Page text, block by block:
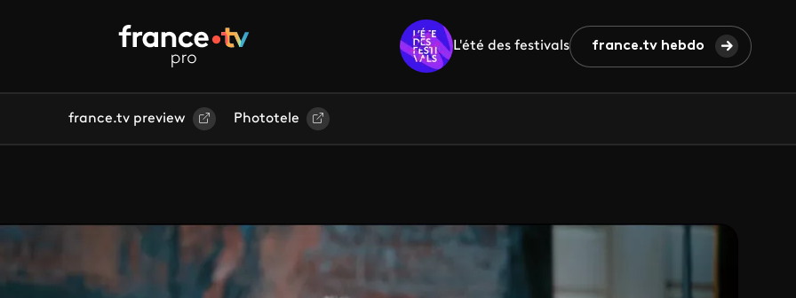
L'été des festivals france.tv hebdo
france.tv preview Phototele